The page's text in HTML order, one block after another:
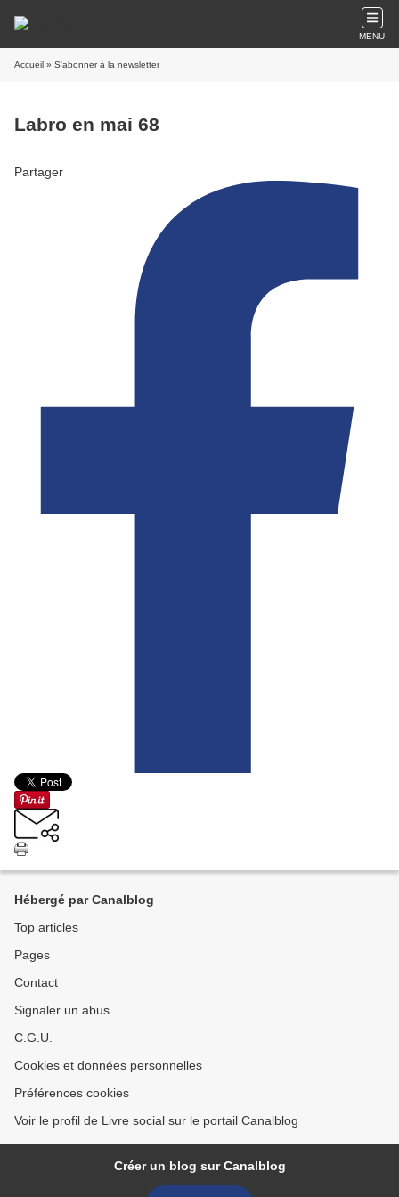
MENU
Accueil » S'abonner à la newsletter
Labro en mai 68
Partager
Hébergé par Canalblog
Top articles
Pages
Contact
Signaler un abus
C.G.U.
Cookies et données personnelles
Préférences cookies
Voir le profil de Livre social sur le portail Canalblog
Créer un blog sur Canalblog